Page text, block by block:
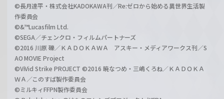
©長月達平・株式会社KADOKAWA刊／Re:ゼロから始める異世界生活製
作委員会
©&™Lucasfilm Ltd.
©SEGA／チェンクロ・フィルムパートナーズ
©2016 川原 礫／ＫＡＤＯＫＡＷＡ アスキー・メディアワークス刊／S
AO MOVIE Project
©ViVid Strike PROJECT ©2016 暁なつめ・三嶋くろね／ＫＡＤＯＫＡ
ＷＡ／このすば製作委員会
©ミルキィFFPN製作委員会